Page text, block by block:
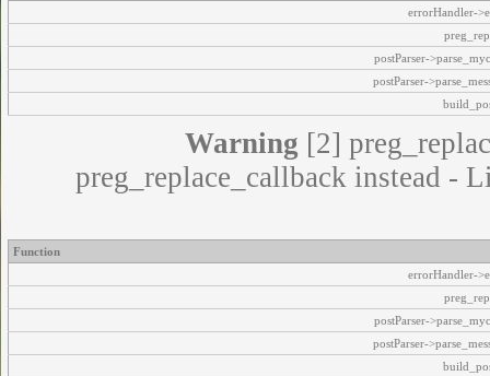
errorHandler-
postParser-
postParser-
Warning [2]
preg_replace_callback instead -
Function
errorHandler-
postParser-
postParser-